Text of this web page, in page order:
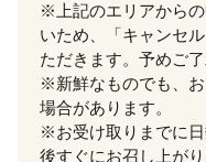
※上記のエリアから
いため、「キャンセ
ただきます。予めご了
※新鮮なものでも、
場合があります。
※お受け取りまでに
後すぐにお召し上が